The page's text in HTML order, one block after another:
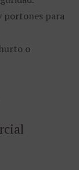
portones para
o